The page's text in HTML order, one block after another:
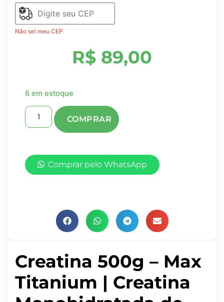
Creatina 500g – Max
Titanium | Creatina
Não sei meu CEP
R$ 89,00
6 em estoque
Comprar pelo WhatsApp